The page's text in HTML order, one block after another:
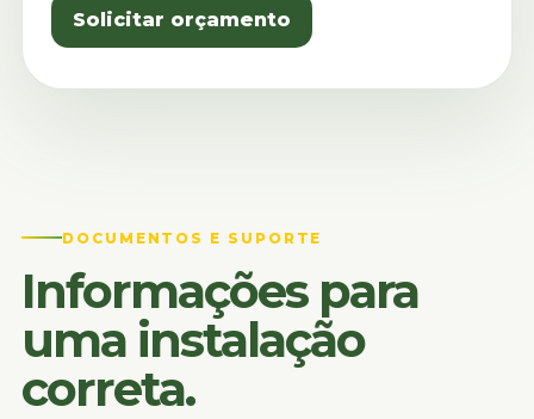
Solicitar orçamento
DOCUMENTOS E SUPORTE
Informações para
uma instalação
correta.